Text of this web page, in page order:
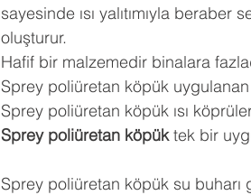
sayesinde ısı yalıtımıyla
oluşturur.
Hafif bir malzemedir binalara
Sprey poliüretan köpük
Sprey poliüretan köpük ısı
Sprey poliüretan köpük tek bir
Sprey poliüretan köpük su buharı